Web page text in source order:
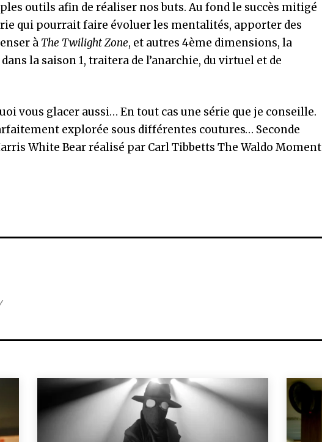
outils afin de réaliser nos buts. Au fond le succès mitigé
qui pourrait faire évoluer les mentalités, apporter des
à The Twilight Zone, et autres 4ème dimensions, la
la saison 1, traitera de l’anarchie, du virtuel et de
vous glacer aussi… En tout cas une série que je conseille.
explorée sous différentes coutures… Seconde
White Bear réalisé par Carl Tibbetts The Waldo Moment